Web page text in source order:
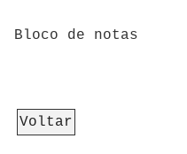
Bloco de notas
Voltar